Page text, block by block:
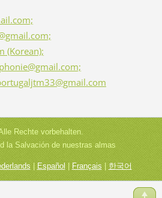
(Korean);
Rechte vorbehalten.
la Salvación de nuestras almas
| Español |Français|한국어